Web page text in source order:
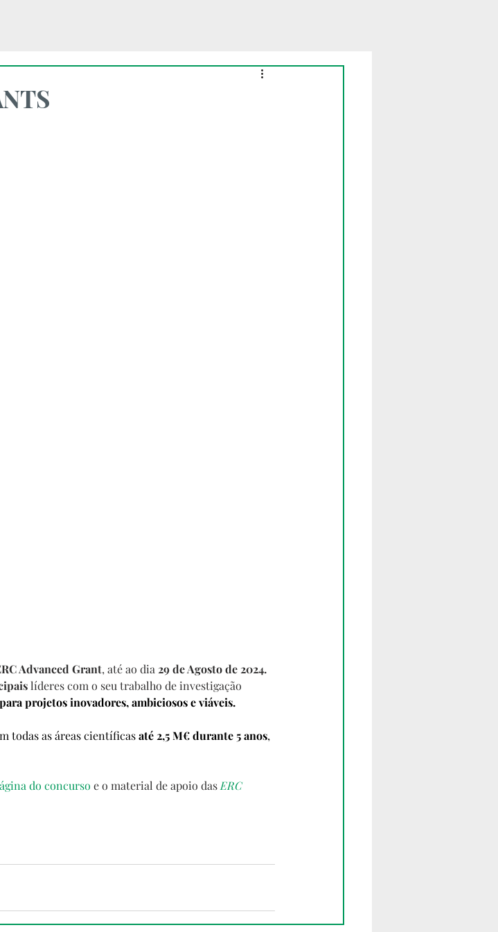
Advanced Grant, até ao dia 29 de Agosto de 2024.
líderes com o seu trabalho de investigação
projetos inovadores, ambiciosos e viáveis.
todas as áreas científicas até 2,5 M€ durante 5 anos,
do concurso e o material de apoio das ERC